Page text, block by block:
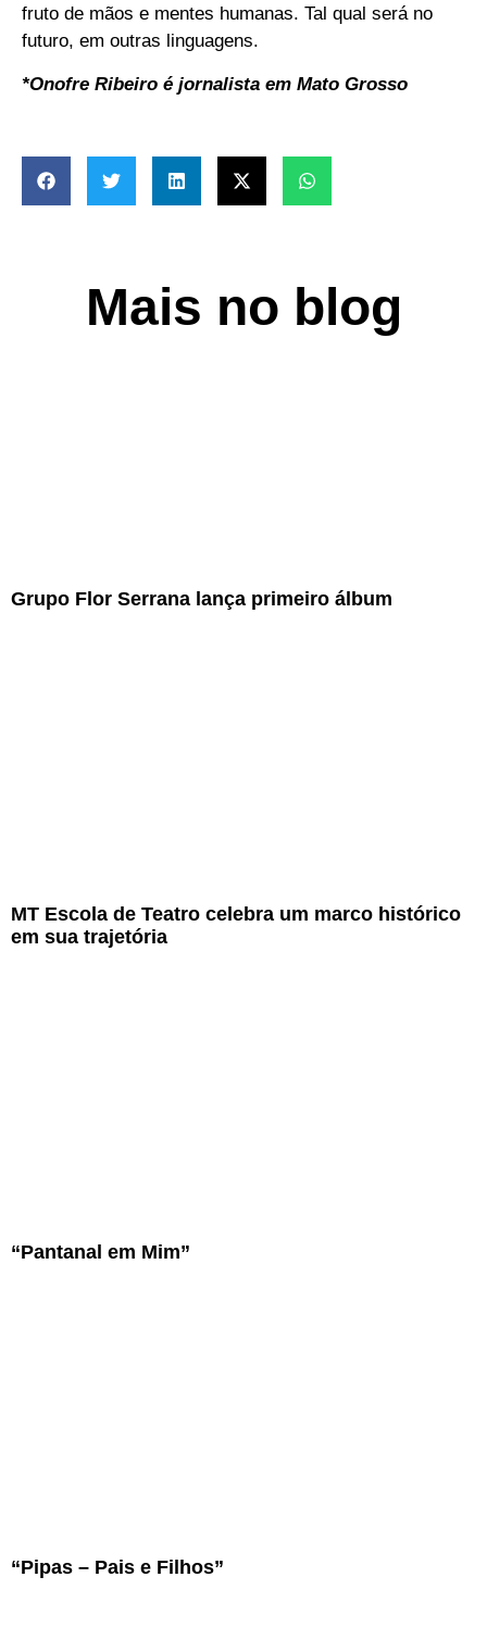
fruto de mãos e mentes humanas. Tal qual será no
futuro, em outras linguagens.
*Onofre Ribeiro é jornalista em Mato Grosso
Mais no blog
Grupo Flor Serrana lança primeiro álbum
MT Escola de Teatro celebra um marco histórico
em sua trajetória
“Pantanal em Mim”
“Pipas – Pais e Filhos”